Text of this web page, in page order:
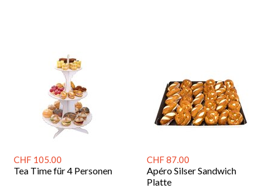
CHF 105.00
Tea Time für 4 Personen
CHF 87.00
Apéro Silser Sandwich
Platte